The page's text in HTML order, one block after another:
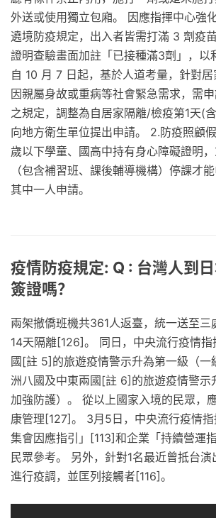
外送或使用獨立包廂。 因應指揮中心強
遶境防疫規定，出入者皆需打滿 3 劑疫
證明查驗畫面加註「已接種滿3劑」，
自 10 月 7 日起，基於人道考量，針對居
因親屬身故或重病等社會緊急需求，需
之規定，調整為自居家隔離/檢疫第1天(
向地方衛生單位提出申請。 2.防疫照顧
歲以下學童、國高中持有身心障礙證明
（包含補習班、課後輔導機構）停課才
其中一人申請。
疫情防疫規定: Q : 台灣人到
簽證嗎？
兩架撤僑班機共361人返臺，統一送至三
14天隔離[126]。 同日，中央流行疫情
國[註 5]的旅遊疫情警示升為第一級（一
洲八國及中東兩國[註 6]的旅遊疫情警示
加強防護）。 從以上國家入境的民眾，
康管理[127]。 3月5日，中央流行疫情
集會因應指引」[113]和企業「持續營運
民眾參考。 另外，針對1名最近曾抵台
進行疫調，並匡列接觸者[116]。